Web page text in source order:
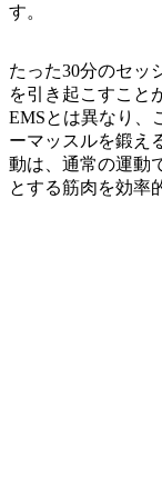
す。
たった30分のセッ
を引き起こすこと
EMSとは異なり、
ーマッスルを鍛え
動は、通常の運動
とする筋肉を効率